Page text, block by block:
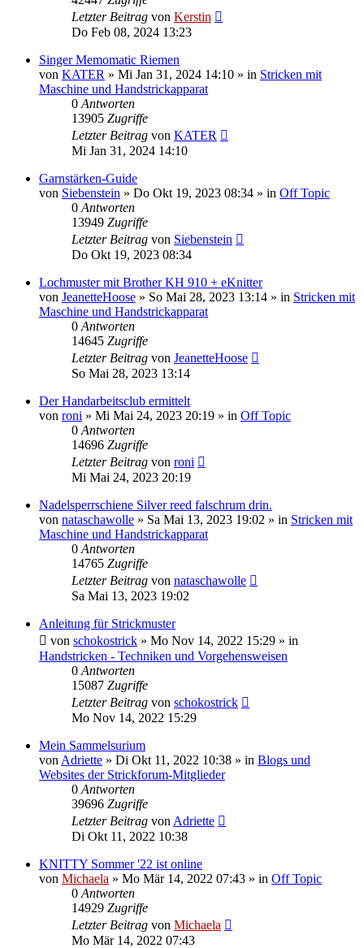
Letzter Beitrag von Kerstin
Do Feb 08, 2024 13:23
Singer Memomatic Riemen
von KATER » Mi Jan 31, 2024 14:10 » in Stricken mit
Maschine und Handstrickapparat
0 Antworten
13905 Zugriffe
Letzter Beitrag von KATER
Mi Jan 31, 2024 14:10
Garnstärken-Guide
von Siebenstein » Do Okt 19, 2023 08:34 » in Off Topic
0 Antworten
13949 Zugriffe
Letzter Beitrag von Siebenstein
Do Okt 19, 2023 08:34
Lochmuster mit Brother KH 910 + eKnitter
von JeanetteHoose » So Mai 28, 2023 13:14 » in Stricken mit
Maschine und Handstrickapparat
0 Antworten
14645 Zugriffe
Letzter Beitrag von JeanetteHoose
So Mai 28, 2023 13:14
Der Handarbeitsclub ermittelt
von roni » Mi Mai 24, 2023 20:19 » in Off Topic
0 Antworten
14696 Zugriffe
Letzter Beitrag von roni
Mi Mai 24, 2023 20:19
Nadelsperrschiene Silver reed falschrum drin.
von nataschawolle » Sa Mai 13, 2023 19:02 » in Stricken mit
Maschine und Handstrickapparat
0 Antworten
14765 Zugriffe
Letzter Beitrag von nataschawolle
Sa Mai 13, 2023 19:02
Anleitung für Strickmuster
von schokostrick » Mo Nov 14, 2022 15:29 » in
Handstricken - Techniken und Vorgehensweisen
0 Antworten
15087 Zugriffe
Letzter Beitrag von schokostrick
Mo Nov 14, 2022 15:29
Mein Sammelsurium
von Adriette » Di Okt 11, 2022 10:38 » in Blogs und
Websites der Strickforum-Mitglieder
0 Antworten
39696 Zugriffe
Letzter Beitrag von Adriette
Di Okt 11, 2022 10:38
KNITTY Sommer '22 ist online
von Michaela » Mo Mär 14, 2022 07:43 » in Off Topic
0 Antworten
14929 Zugriffe
Letzter Beitrag von Michaela
Mo Mär 14, 2022 07:43